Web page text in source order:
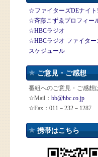
☆ファイターズDEナイ
☆斉藤こずゑプロフィー
☆HBCラジオ
☆HBCラジオ ファイター
スケジュール
ご意見・ご感想
番組へのご意見・ご感想
☆Mail： bb@hbc.co.jp
☆Fax：011－232－1287
携帯はこちら